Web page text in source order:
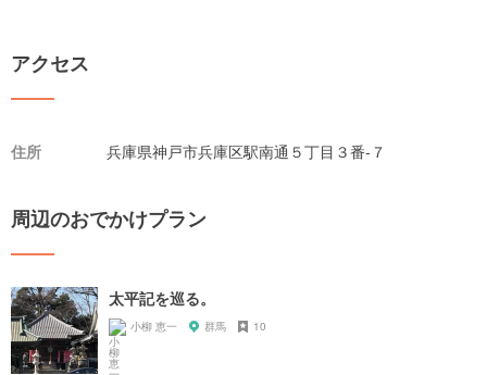
アクセス
住所 兵庫県神戸市兵庫区駅南通５丁目３番-７
周辺のおでかけプラン
太平記を巡る。
小柳 恵一 群馬 10